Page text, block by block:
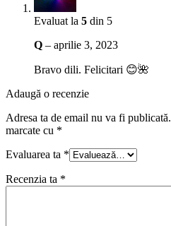
Evaluat la 5 din 5
Q – aprilie 3, 2023
Bravo dili. Felicitari 😊🌺
Adaugă o recenzie
Adresa ta de email nu va fi publicată.
marcate cu *
Evaluarea ta *
Recenzia ta *